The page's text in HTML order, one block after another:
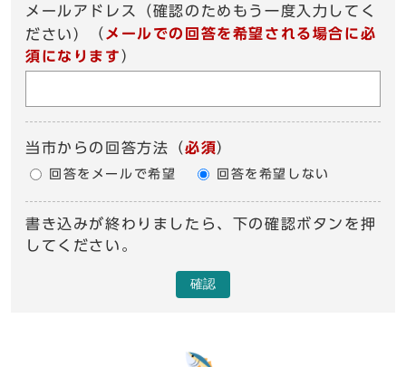
メールアドレス（確認のためもう一度入力してく
ださい）
（ メールでの回答を希望される場合に必
須になります ）
当市からの回答方法 （必須）
回答をメールで希望 回答を希望しない
書き込みが終わりましたら、下の確認ボタンを押
してください。
確認